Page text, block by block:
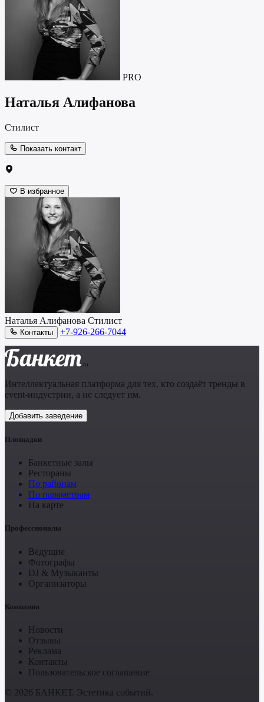
PRO
Наталья Алифанова
Стилист
Показать контакт
В избранное
Наталья Алифанова Стилист
Контакты +7-926-266-7044
Банкет .ru
Интеллектуальная платформа для тех, кто создаёт тренды в
event-индустрии, а не следует им.
Добавить заведение
Площадки
Банкетные залы
Рестораны
По районам
По параметрам
На карте
Профессионалы
Ведущие
Фотографы
DJ & Музыканты
Организаторы
Компания
Новости
Отзывы
Реклама
Контакты
Пользовательское соглашение
© 2026 БАНКЕТ. Эстетика событий.